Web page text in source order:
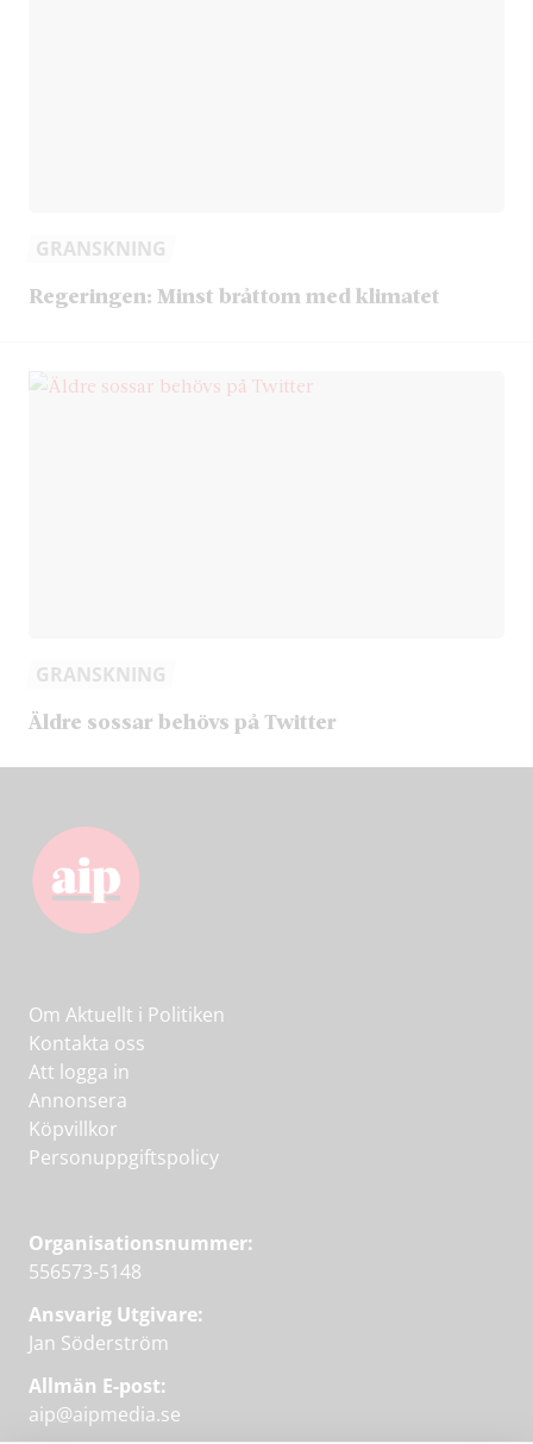
GRANSKNING
Regeringen: Minst bråttom med klimatet
GRANSKNING
Äldre sossar behövs på Twitter
Om Aktuellt i Politiken
Kontakta oss
Att logga in
Annonsera
Köpvillkor
Personuppgiftspolicy
Organisationsnummer:
556573-5148
Ansvarig Utgivare:
Jan Söderström
Allmän E-post:
aip@aipmedia.se